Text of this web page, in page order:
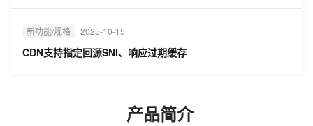
新功能/规格 2025-10-15
CDN支持指定回源SNI、响应过期缓存
产品简介